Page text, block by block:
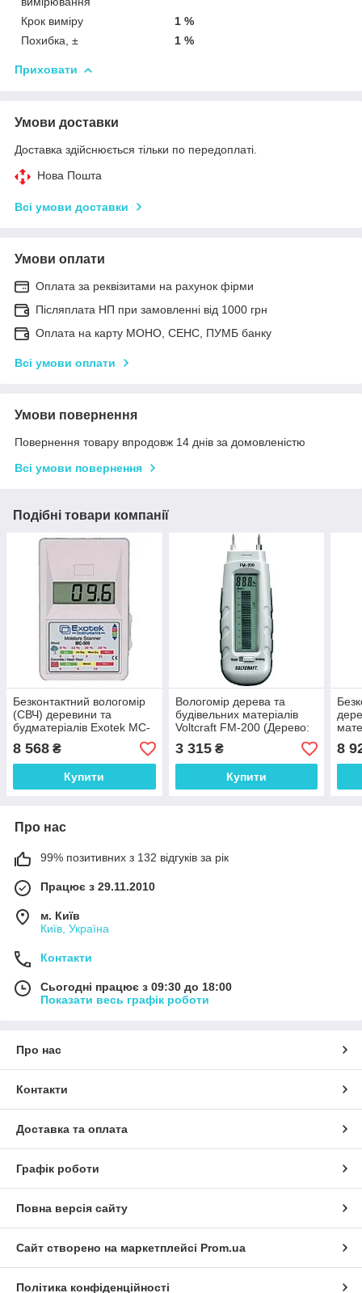
Крок виміру
1 %
Похибка, ±
1 %
Приховати
Умови доставки
Доставка здійснюється тільки по передоплаті.
Нова Пошта
Всі умови доставки
Умови оплати
Оплата за реквізитами на рахунок фірми
Післяплата НП при замовленні від 1000 грн
Оплата на карту МОНО, СЕНС, ПУМБ банку
Всі умови оплати
Умови повернення
Повернення товару впродовж 14 днів за домовленістю
Всі умови повернення
Подібні товари компанії
Безконтактний вологомір
(СВЧ) деревини та
будматеріалів Exotek MC-
500 (0-30%) Ручне
калібрування. Германия
8 568 ₴
Купити
Вологомір дерева та
будівельних матеріалів
Voltcraft FM-200 (Дерево:
6-44% ±1%; Будматеріали:
0,2-2,4%±0.05%)
Німеччина
3 315₴
Купити
8
Про нас
99% позитивних з 132 відгуків за рік
Працює з 29.11.2010
м. Київ
Київ, Україна
Контакти
Сьогодні працює з 09:30 до 18:00
Показати весь графік роботи
Про нас
Контакти
Доставка та оплата
Графік роботи
Повна версія сайту
Сайт створено на маркетплейсі Prom.ua
Політика конфіденційності